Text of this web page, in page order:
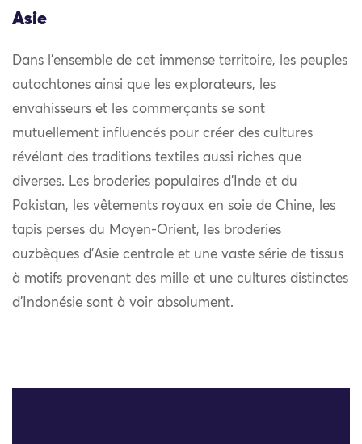
Asie
Dans l’ensemble de cet immense territoire, les peuples
autochtones ainsi que les explorateurs, les
envahisseurs et les commerçants se sont
mutuellement influencés pour créer des cultures
révélant des traditions textiles aussi riches que
diverses. Les broderies populaires d’Inde et du
Pakistan, les vêtements royaux en soie de Chine, les
tapis perses du Moyen-Orient, les broderies
ouzbèques d’Asie centrale et une vaste série de tissus
à motifs provenant des mille et une cultures distinctes
d’Indonésie sont à voir absolument.